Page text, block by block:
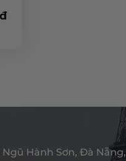
Ngũ Hành Sơn, Đà